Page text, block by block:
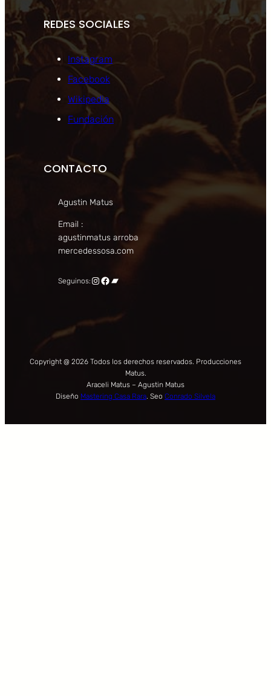
REDES SOCIALES
Instagram
Facebook
Wikipedia
Fundación
CONTACTO
Agustin Matus
Email :
agustinmatus arroba
mercedessosa.com
Seguinos: Instagram
Facebook
Bandcamp
Copyright @ 2026 Todos los derechos reservados. Producciones
Matus.
Araceli Matus – Agustin Matus
Diseño Mastering Casa Rara. Seo Conrado Silvela